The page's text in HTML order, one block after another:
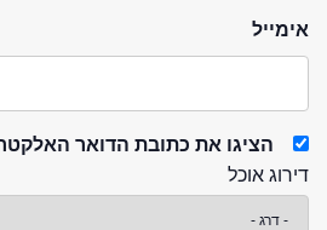
אימייל
הציגו את כתובת הדואר
דירוג אוכל